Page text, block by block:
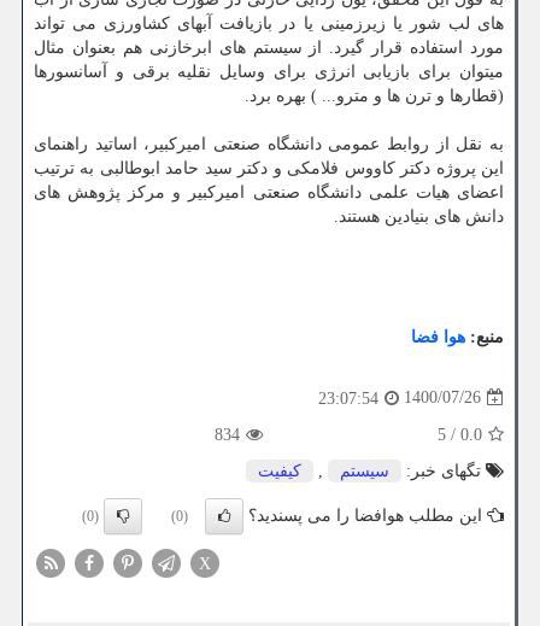
های لب شور یا زیرزمینی یا در بازیافت آبهای کشاورزی می تواند
مورد استفاده قرار گیرد. از سیستم های ابرخازنی هم بعنوان مثال
میتوان برای بازیابی انرژی برای وسایل نقلیه برقی و آسانسورها
(قطارها و ترن ها و مترو... ) بهره برد.
به نقل از روابط عمومی دانشگاه صنعتی امیرکبیر، اساتید راهنمای
این پروژه دکتر کاووس فلامکی و دکتر سید حامد ابوطالبی به ترتیب
اعضای هیات علمی دانشگاه صنعتی امیرکبیر و مرکز پژوهش های
دانش های بنیادین هستند.
منبع: هوا فضا
1400/07/26
23:07:54
0.0
/
5
834
تگهای خبر:
سیستم , كیفیت
این مطلب هوافضا را می پسندید؟ (0)
(0)
X